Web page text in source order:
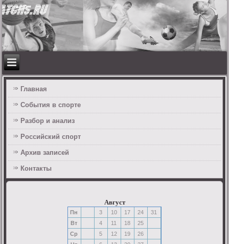
Главная
События в спорте
Разбор и анализ
Российский спорт
Архив записей
Контакты
Август
Пн 3 10 17 24
31
Вт
4 11 18
25
Ср
5 12 19
26